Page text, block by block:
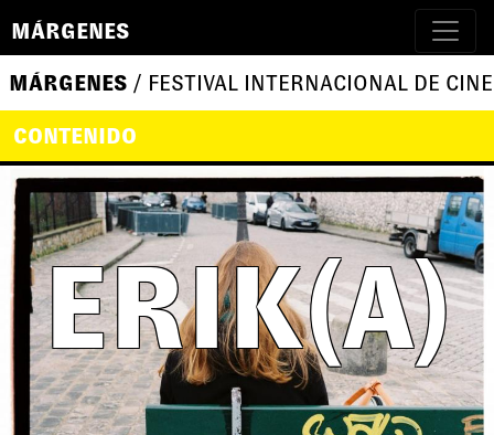
MÁRGENES
MÁRGENES / FESTIVAL INTERNACIONAL DE
CONTENIDO
ERIK(A)